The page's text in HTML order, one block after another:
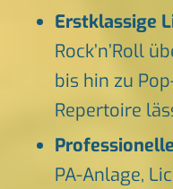
Erstklassige
Rock’n’Roll
bis hin zu
Repertoire
PA-Anlage,